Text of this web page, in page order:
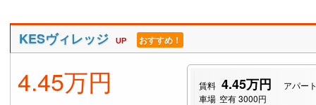
KESヴィレッジ UP おすすめ！
4.45万円 賃料 4.45万円
アパー
車場 空有 3000円